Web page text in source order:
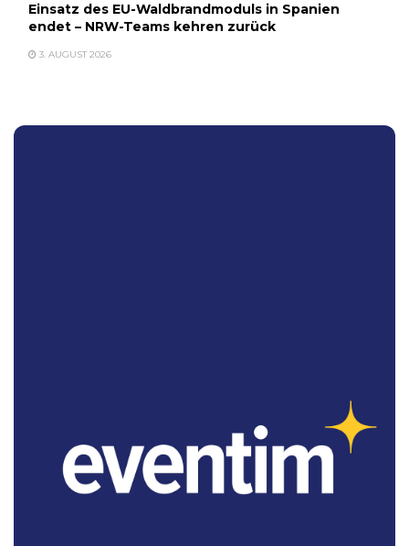
Einsatz des EU-Waldbrandmoduls in Spanien
endet – NRW-Teams kehren zurück
3. AUGUST 2026